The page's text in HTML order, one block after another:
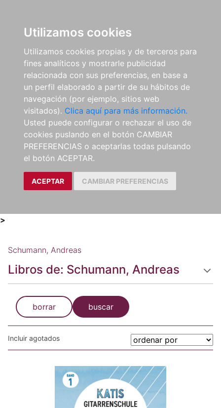
Utilizamos cookies
Utilizamos cookies propias y de terceros para
fines analíticos y mostrarle publicidad
relacionada con sus preferencias, en base a
un perfil elaborado a partir de su hábitos de
navegación (por ejemplo, sitios web
visitados). Clica aquí para más información.
Usted puede configurar o rechazar el uso de
cookies puslando en el botón CAMBIAR
PREFERENCIAS o aceptarlas todas pulsando
el botón ACEPTAR.
ACEPTAR CAMBIAR PREFERENCIAS
>
Schumann, Andreas
Libros de: Schumann, Andreas
borrar buscar
Incluir agotados